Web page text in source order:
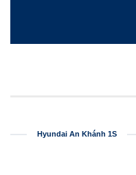
Hyundai An Khánh 1S